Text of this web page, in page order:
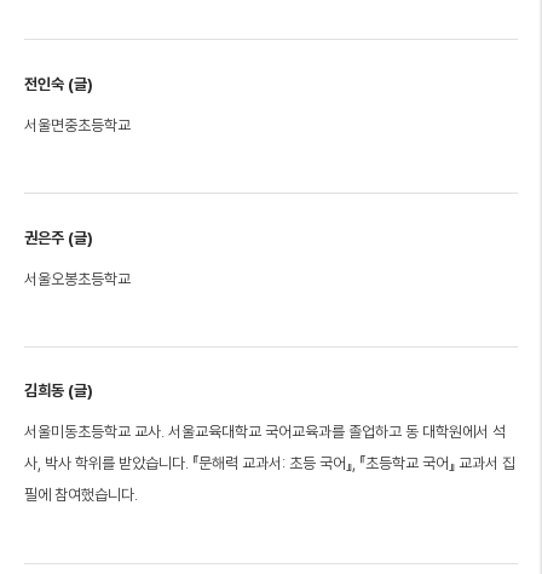
전인숙 (글)
서울면중초등학교
권은주 (글)
서울오봉초등학교
김희동 (글)
서울미동초등학교 교사. 서울교육대학교 국어교육과를 졸업하고 동 대학원에서 석
사, 박사 학위를 받았습니다. 『문해력 교과서: 초등 국어』, 『초등학교 국어』 교과서 집
필에 참여했습니다.